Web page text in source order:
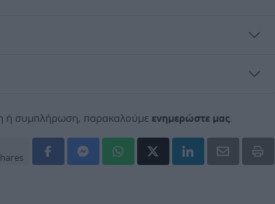
ή συμπλήρωση, παρακαλούμε ενημερώστε μας